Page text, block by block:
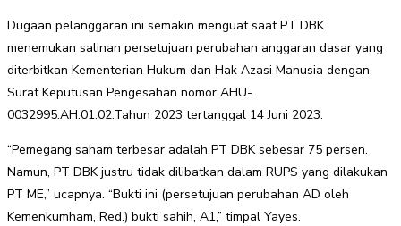
Dugaan pelanggaran ini semakin menguat saat PT DBK
menemukan salinan persetujuan perubahan anggaran dasar yang
diterbitkan Kementerian Hukum dan Hak Azasi Manusia dengan
Surat Keputusan Pengesahan nomor AHU-
0032995.AH.01.02.Tahun 2023 tertanggal 14 Juni 2023.
“Pemegang saham terbesar adalah PT DBK sebesar 75 persen.
Namun, PT DBK justru tidak dilibatkan dalam RUPS yang dilakukan
PT ME,” ucapnya. “Bukti ini (persetujuan perubahan AD oleh
Kemenkumham, Red.) bukti sahih, A1,” timpal Yayes.